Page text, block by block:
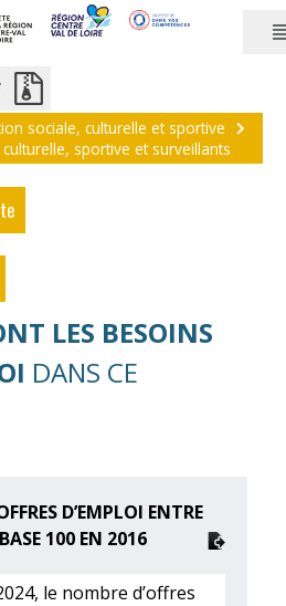
sociale, culturelle et sportive
sportive et surveillants
LES BESOINS
DANS CE
D’EMPLOI ENTRE
100 EN 2016
le nombre d’offres